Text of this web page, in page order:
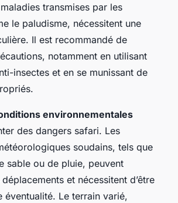
transmises par les
le paludisme, nécessitent une
Il est recommandé de
notamment en utilisant
insectes et en se munissant de
environnementales
des dangers safari. Les
soudains, tels que
sable ou de pluie, peuvent
et nécessitent d’être
éventualité. Le terrain varié,